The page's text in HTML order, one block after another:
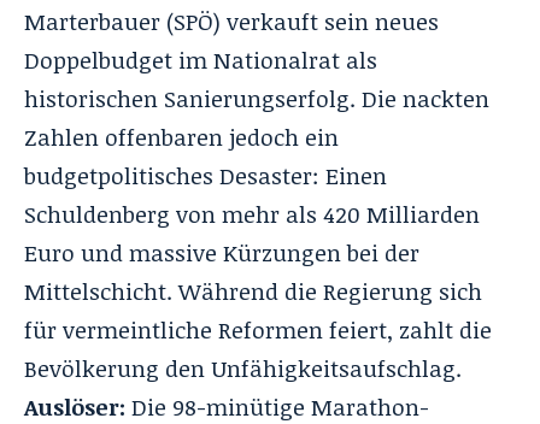
Marterbauer (SPÖ) verkauft sein neues
Doppelbudget im Nationalrat als
historischen Sanierungserfolg. Die nackten
Zahlen offenbaren jedoch ein
budgetpolitisches Desaster: Einen
Schuldenberg von mehr als 420 Milliarden
Euro und massive Kürzungen bei der
Mittelschicht. Während die Regierung sich
für vermeintliche Reformen feiert, zahlt die
Bevölkerung den Unfähigkeitsaufschlag.
Auslöser: Die 98-minütige Marathon-